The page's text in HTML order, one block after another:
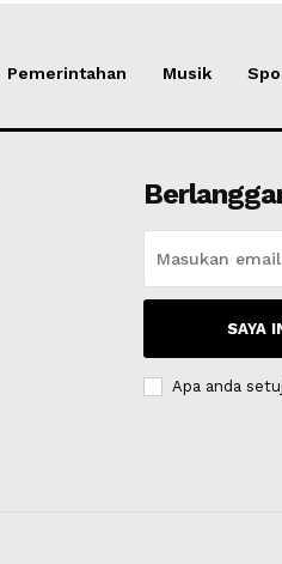
Pemerintahan Musik
SAYA
Apa anda